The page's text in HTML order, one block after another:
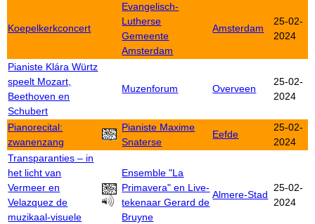
Koepelkerkconcert
Evangelisch-
Lutherse
Gemeente
Amsterdam
Amsterdam
25-02-
2024
Pianiste Klára Würtz
speelt Mozart,
Beethoven en
Schubert
Muzenforum Overveen
25-02-
2024
Pianorecital:
zwanenzang
Pianiste Maxime
Snaterse
Eefde
25-02-
2024
Transparanties – in
het licht van
Vermeer en
Velazquez de
muzikaal-visuele
Ensemble "La
Primavera" en Live-
tekenaar Gerard de
Bruyne
Almere-Stad
25-02-
2024